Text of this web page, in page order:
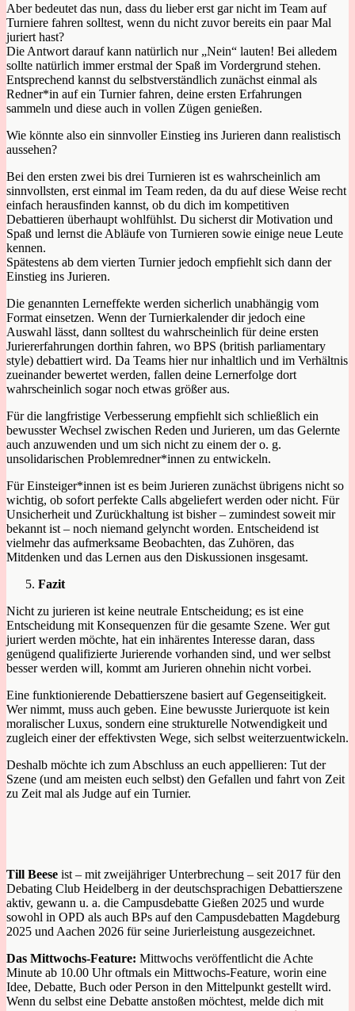
Aber bedeutet das nun, dass du lieber erst gar nicht im Team auf
Turniere fahren solltest, wenn du nicht zuvor bereits ein paar Mal
juriert hast?
Die Antwort darauf kann natürlich nur „Nein“ lauten! Bei alledem
sollte natürlich immer erstmal der Spaß im Vordergrund stehen.
Entsprechend kannst du selbstverständlich zunächst einmal als
Redner*in auf ein Turnier fahren, deine ersten Erfahrungen
sammeln und diese auch in vollen Zügen genießen.
Wie könnte also ein sinnvoller Einstieg ins Jurieren dann realistisch
aussehen?
Bei den ersten zwei bis drei Turnieren ist es wahrscheinlich am
sinnvollsten, erst einmal im Team reden, da du auf diese Weise recht
einfach herausfinden kannst, ob du dich im kompetitiven
Debattieren überhaupt wohlfühlst. Du sicherst dir Motivation und
Spaß und lernst die Abläufe von Turnieren sowie einige neue Leute
kennen.
Spätestens ab dem vierten Turnier jedoch empfiehlt sich dann der
Einstieg ins Jurieren.
Die genannten Lerneffekte werden sicherlich unabhängig vom
Format einsetzen. Wenn der Turnierkalender dir jedoch eine
Auswahl lässt, dann solltest du wahrscheinlich für deine ersten
Juriererfahrungen dorthin fahren, wo BPS (british parliamentary
style) debattiert wird. Da Teams hier nur inhaltlich und im Verhältnis
zueinander bewertet werden, fallen deine Lernerfolge dort
wahrscheinlich sogar noch etwas größer aus.
Für die langfristige Verbesserung empfiehlt sich schließlich ein
bewusster Wechsel zwischen Reden und Jurieren, um das Gelernte
auch anzuwenden und um sich nicht zu einem der o. g.
unsolidarischen Problemredner*innen zu entwickeln.
Für Einsteiger*innen ist es beim Jurieren zunächst übrigens nicht so
wichtig, ob sofort perfekte Calls abgeliefert werden oder nicht. Für
Unsicherheit und Zurückhaltung ist bisher – zumindest soweit mir
bekannt ist – noch niemand gelyncht worden. Entscheidend ist
vielmehr das aufmerksame Beobachten, das Zuhören, das
Mitdenken und das Lernen aus den Diskussionen insgesamt.
Fazit
Nicht zu jurieren ist keine neutrale Entscheidung; es ist eine
Entscheidung mit Konsequenzen für die gesamte Szene. Wer gut
juriert werden möchte, hat ein inhärentes Interesse daran, dass
genügend qualifizierte Jurierende vorhanden sind, und wer selbst
besser werden will, kommt am Jurieren ohnehin nicht vorbei.
Eine funktionierende Debattierszene basiert auf Gegenseitigkeit.
Wer nimmt, muss auch geben. Eine bewusste Jurierquote ist kein
moralischer Luxus, sondern eine strukturelle Notwendigkeit und
zugleich einer der effektivsten Wege, sich selbst weiterzuentwickeln.
Deshalb möchte ich zum Abschluss an euch appellieren: Tut der
Szene (und am meisten euch selbst) den Gefallen und fahrt von Zeit
zu Zeit mal als Judge auf ein Turnier.
Till Beese ist – mit zweijähriger Unterbrechung – seit 2017 für den
Debating Club Heidelberg in der deutschsprachigen Debattierszene
aktiv, gewann u. a. die Campusdebatte Gießen 2025 und wurde
sowohl in OPD als auch BPs auf den Campusdebatten Magdeburg
2025 und Aachen 2026 für seine Jurierleistung ausgezeichnet.
Das Mittwochs-Feature: Mittwochs veröffentlicht die Achte
Minute ab 10.00 Uhr oftmals ein Mittwochs-Feature, worin eine
Idee, Debatte, Buch oder Person in den Mittelpunkt gestellt wird.
Wenn du selbst eine Debatte anstoßen möchtest, melde dich mit